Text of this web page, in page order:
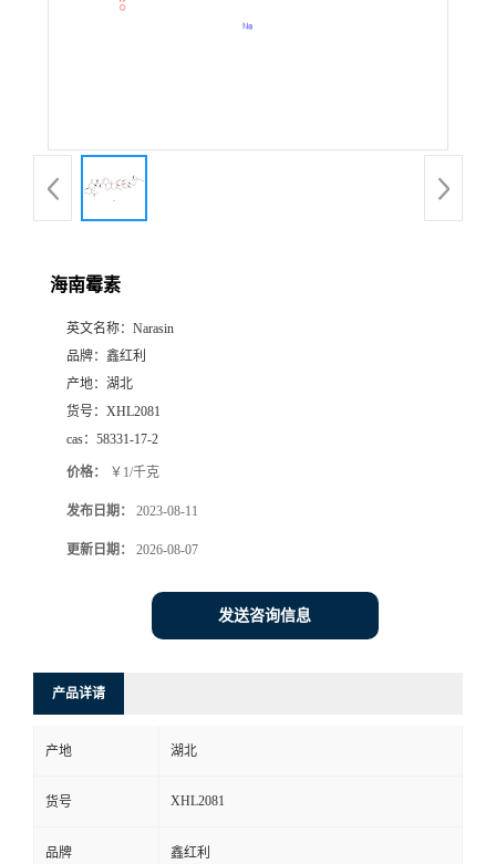
海南霉素
英文名称： Narasin
品牌： 鑫红利
产地： 湖北
货号： XHL2081
cas： 58331-17-2
价格： ￥1/千克
发布日期： 2023-08-11
更新日期： 2026-08-07
发送咨询信息
产品详请
产地 湖北
货号 XHL2081
品牌 鑫红利